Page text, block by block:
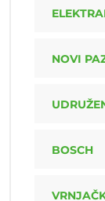
NOVI
BOSCH